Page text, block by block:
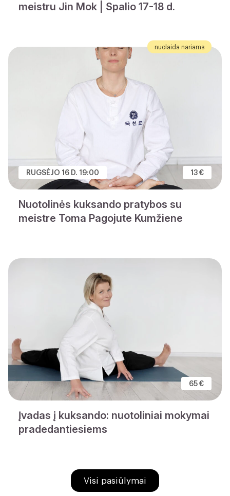
meistru Jin Mok | Spalio 17-18 d.
nuolaida nariams
RUGSĖJO 16 D. 19:00 13 €
Nuotolinės kuksando pratybos su
meistre Toma Pagojute Kumžiene
65 €
Įvadas į kuksando: nuotoliniai mokymai
pradedantiesiems
Visi pasiūlymai